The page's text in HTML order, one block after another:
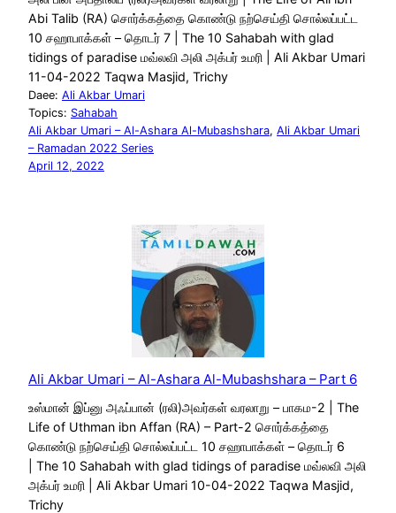
Abi Talib (RA) சொர்க்கத்தை கொண்டு நற்செய்தி சொல்லப்பட்ட
10 சஹாபாக்கள் – தொடர் 7 | The 10 Sahabah with glad
tidings of paradise மவ்லவி அலி அக்பர் உமரி | Ali Akbar Umari
11-04-2022 Taqwa Masjid, Trichy
Daee: Ali Akbar Umari
Topics: Sahabah
Ali Akbar Umari – Al-Ashara Al-Mubashshara, Ali Akbar Umari
– Ramadan 2022 Series
April 12, 2022
Ali Akbar Umari – Al-Ashara Al-Mubashshara – Part 6
உஸ்மான் இப்னு அஃப்பான் (ரலி)அவர்கள் வரலாறு – பாகம-2 | The
Life of Uthman ibn Affan (RA) – Part-2 சொர்க்கத்தை
கொண்டு நற்செய்தி சொல்லப்பட்ட 10 சஹாபாக்கள் – தொடர் 6
| The 10 Sahabah with glad tidings of paradise மவ்லவி அலி
அக்பர் உமரி | Ali Akbar Umari 10-04-2022 Taqwa Masjid,
Trichy